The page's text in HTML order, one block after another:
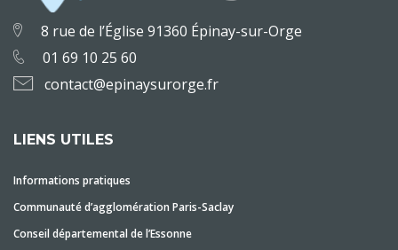
8 rue de l’Église 91360 Épinay-sur-Orge
01 69 10 25 60
contact@epinaysurorge.fr
LIENS UTILES
Informations pratiques
Communauté d’agglomération Paris-Saclay
Conseil départemental de l’Essonne